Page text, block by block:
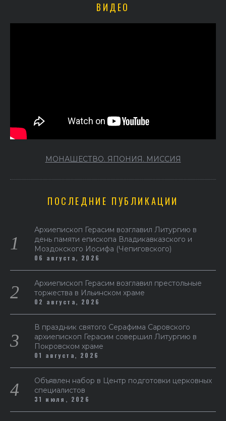
ВИДЕО
МОНАШЕСТВО. ЯПОНИЯ. МИССИЯ
ПОСЛЕДНИЕ ПУБЛИКАЦИИ
Архиепископ Герасим возглавил Литургию в
день памяти епископа Владикавказского и
Моздокского Иосифа (Чепиговского)
06 августа, 2026
Архиепископ Герасим возглавил престольные
торжества в Ильинском храме
02 августа, 2026
В праздник святого Серафима Саровского
архиепископ Герасим совершил Литургию в
Покровском храме
01 августа, 2026
Объявлен набор в Центр подготовки церковных
специалистов
31 июля, 2026